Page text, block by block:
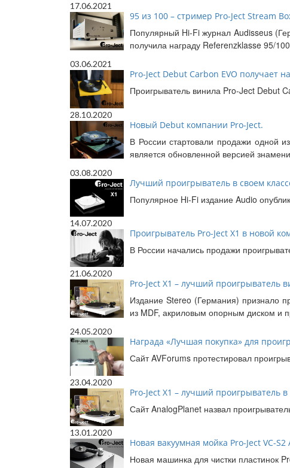
17.06.2021
95 из 100 – стример Pro-Ject Stream
Популярный Hi-Fi журнал Audisseus
получила награду Referenzklasse 95/
03.06.2021
Pro-Ject Debut Carbon EVO получает
Проигрыватель винила Pro-Ject Debut
28.10.2020
Новый Debut компании Pro-Ject.
В России стартовали продажи одной
является обновленной версией
03.08.2020
Лучший проигрыватель в своем
Популярное Hi-Fi издание Audio
14.07.2020
Проигрыватель Pro-Ject X1 в новой
В России начались продажи
21.06.2020
Pro-Ject X1 – лучший проигрыватель
Издание Stereo (Германия) признало
из MDF, акриловым опорным диском и
24.05.2020
Награда «Лучшая покупка» для
Сайт AVForums протестировал
23.04.2020
Pro-Ject X1 – лучший проигрыватель
Сайт AnalogPlanet назвал
13.01.2020
Новая вакуумная мойка Pro-Ject VC-S2
Новая машинка для чистки пластинок